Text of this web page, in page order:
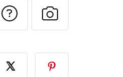
receita a um
esta página
Falar com o
Fez esta